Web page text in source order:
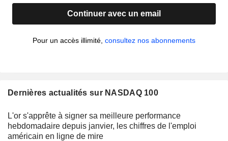
Continuer avec un email
Pour un accès illimité, consultez nos abonnements
Dernières actualités sur NASDAQ 100
L'or s'apprête à signer sa meilleure performance
hebdomadaire depuis janvier, les chiffres de l'emploi
américain en ligne de mire